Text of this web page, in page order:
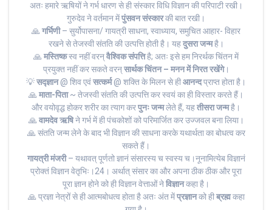
अतः हमारे ऋषियों ने गर्भ धारण से ही संस्कार विधि विज्ञान की‌ परिपाटी रखी।
गुरुदेव ने वर्तमान मेंपुंसवन संस्कारकी बात रखी।
🙏 गर्भिणी– सुर्योपासना/ गायत्री साधना, स्वाध्याय, समुचित आहार- विहार
रखने से तेजस्वी संतति की उत्पत्ति होती है। यहदुसरा जन्महै।
🙏 मस्तिष्कस्व नहीं वरन्वैश्विक संपत्तिहै; अतः इसे हम निरर्थक चिंतन में
प्रयुक्त नहीं कर सकते वरन्सार्थक चिंतन – मनन में निरत रखेंगे।
💡सद्ज्ञान@ शिव एवंसत्कर्म@ शक्ति के मिलन से हीआनन्दप्राप्त होता है।
🙏 माता-पिता~ तेजस्वी संतति की उत्पत्ति कर स्वयं का ही विस्तार करते हैं।
और वयोवृद्ध होकर शरीर का त्याग करपुनः जन्मलेते हैं, यहतीसरा जन्महै।
🙏 वामदेव ऋषिने गर्भ में ही पंचकोशों को परिमार्जित कर उज्जवल बना लिया।
🙏 संतति जन्म लेने के बाद भी विज्ञान की साधना करके यथार्थता का बोधत्व कर
सकते हैं।
गायत्री मंजरी– यथावत् पूर्णतो ज्ञानं संसारस्य च स्वस्य च।नूनामित्येब विज्ञानं
प्रोक्तं विज्ञान वेतृभिः।24। अर्थात् संसार का और अपना ठीक ठीक और पूरा
पूरा ज्ञान होने को ही विज्ञान वेत्ताओं नेविज्ञानकहा है।
🙏 प्रज्ञा नेत्रों से ही आत्मबोधत्व होता है अतः अंत मेंप्रज्ञानको हीब्रह्मकहा